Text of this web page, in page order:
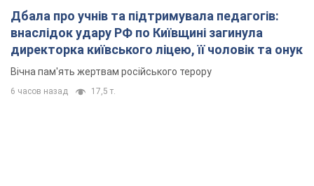
Дбала про учнів та підтримувала педагогів:
внаслідок удару РФ по Київщині загинула
директорка київського ліцею, її чоловік та онук
Вічна пам'ять жертвам російського терору
6 часов назад 17,5 т.